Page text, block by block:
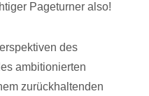
Pageturner also!
des
ambitionierten
zurückhaltenden